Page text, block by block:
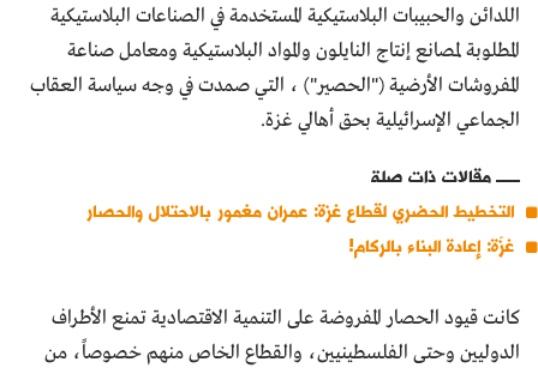
اللدائن والحبيبات البلاستيكية المستخدمة في الصناعات البلاستيكية
المطلوبة لمصانع إنتاج النايلون والمواد البلاستيكية ومعامل صناعة
المفروشات الأرضية ("الحصير") ، التي صمدت في وجه سياسة العقاب
الجماعي الإسرائيلية بحق أهالي غزة.
مقالات ذات صلة
التخطيط الحضري لقطاع غزة: عمران مغمور بالاحتلال والحصار
غزّة: إعادة البناء بالركام!
كانت قيود الحصار المفروضة على التنمية الاقتصادية تمنع الأطراف
الدوليين وحتى الفلسطينيين، والقطاع الخاص منهم خصوصاً، من